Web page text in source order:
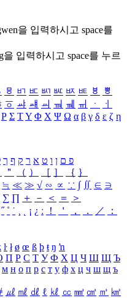
을 입력하시고 space를
을 입력하시고 space를 누르
ㅱ ㅲ ㅳ ㅴ ㅵ ㅶ ㅷ ㅸ
ㅹ
ㆆ ㆇ ㆈ ㆉ ㆊ ㆋ ㆌ ㆍ
ㆎ
Ρ Σ ΤΥ Φ Χ Ψ Ω α β γ δ ε ζ η
פ ם ן ו ט א ר ק ף ך
＂ （ ） ［ ］ ｛ ｝
≒ ≪ ≫ √ ∽ ∝ ∵ ∫ ∬ ∈ ∋
∑ ∏ ＋ － ＜ ＝
＞
˝ ˚ ˙ ¸ ¡ ¿ ː ！ ＇ ， ． ／
：
ŀ ł ø œ ß þ ŧ ŋ ŉ
П Р С Т У Ф Х Ц Ч Ш Щ Ъ
м н о п р с т у ф х ц ч ш щ ъ
㎕ ㎖ ㎗ ℓ ㎘ ㏄ ㎣ ㎤ ㎥ ㎦